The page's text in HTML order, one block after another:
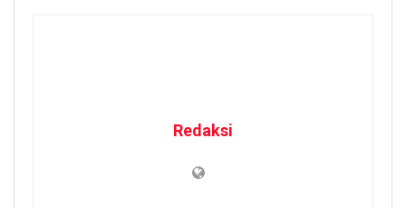
Redaksi